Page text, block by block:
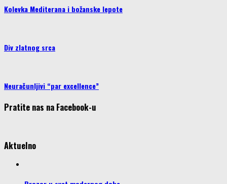
Kolevka Mediterana i božanske lepote
Div zlatnog srca
Neuračunljivi “par excellence”
Pratite nas na Facebook-u
Aktuelno